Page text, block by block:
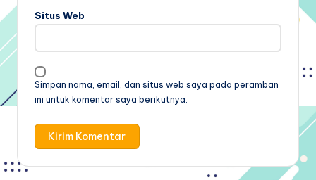
Situs Web
Simpan nama, email, dan situs web saya pada peramban
ini untuk komentar saya berikutnya.